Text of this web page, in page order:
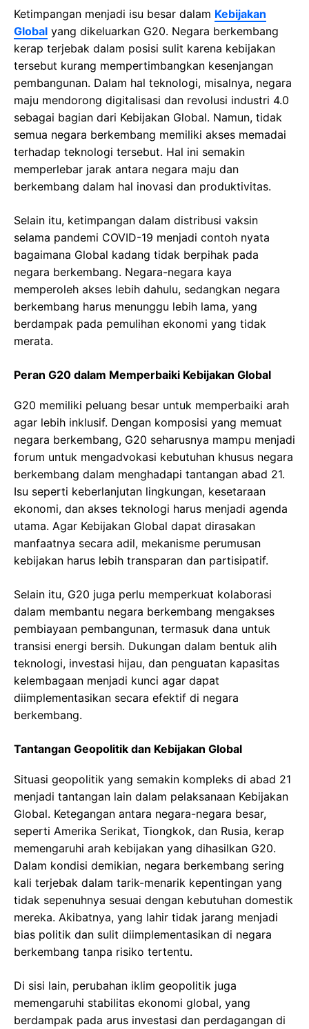
Ketimpangan menjadi isu besar dalam Kebijakan
Global yang dikeluarkan G20. Negara berkembang
kerap terjebak dalam posisi sulit karena kebijakan
tersebut kurang mempertimbangkan kesenjangan
pembangunan. Dalam hal teknologi, misalnya, negara
maju mendorong digitalisasi dan revolusi industri 4.0
sebagai bagian dari Kebijakan Global. Namun, tidak
semua negara berkembang memiliki akses memadai
terhadap teknologi tersebut. Hal ini semakin
memperlebar jarak antara negara maju dan
berkembang dalam hal inovasi dan produktivitas.
Selain itu, ketimpangan dalam distribusi vaksin
selama pandemi COVID-19 menjadi contoh nyata
bagaimana Global kadang tidak berpihak pada
negara berkembang. Negara-negara kaya
memperoleh akses lebih dahulu, sedangkan negara
berkembang harus menunggu lebih lama, yang
berdampak pada pemulihan ekonomi yang tidak
merata.
Peran G20 dalam Memperbaiki Kebijakan Global
G20 memiliki peluang besar untuk memperbaiki arah
agar lebih inklusif. Dengan komposisi yang memuat
negara berkembang, G20 seharusnya mampu menjadi
forum untuk mengadvokasi kebutuhan khusus negara
berkembang dalam menghadapi tantangan abad 21.
Isu seperti keberlanjutan lingkungan, kesetaraan
ekonomi, dan akses teknologi harus menjadi agenda
utama. Agar Kebijakan Global dapat dirasakan
manfaatnya secara adil, mekanisme perumusan
kebijakan harus lebih transparan dan partisipatif.
Selain itu, G20 juga perlu memperkuat kolaborasi
dalam membantu negara berkembang mengakses
pembiayaan pembangunan, termasuk dana untuk
transisi energi bersih. Dukungan dalam bentuk alih
teknologi, investasi hijau, dan penguatan kapasitas
kelembagaan menjadi kunci agar dapat
diimplementasikan secara efektif di negara
berkembang.
Tantangan Geopolitik dan Kebijakan Global
Situasi geopolitik yang semakin kompleks di abad 21
menjadi tantangan lain dalam pelaksanaan Kebijakan
Global. Ketegangan antara negara-negara besar,
seperti Amerika Serikat, Tiongkok, dan Rusia, kerap
memengaruhi arah kebijakan yang dihasilkan G20.
Dalam kondisi demikian, negara berkembang sering
kali terjebak dalam tarik-menarik kepentingan yang
tidak sepenuhnya sesuai dengan kebutuhan domestik
mereka. Akibatnya, yang lahir tidak jarang menjadi
bias politik dan sulit diimplementasikan di negara
berkembang tanpa risiko tertentu.
Di sisi lain, perubahan iklim geopolitik juga
memengaruhi stabilitas ekonomi global, yang
berdampak pada arus investasi dan perdagangan di